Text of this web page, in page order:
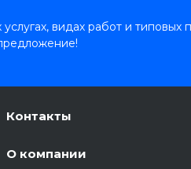
видах работ и типовых
Контакты
О компании